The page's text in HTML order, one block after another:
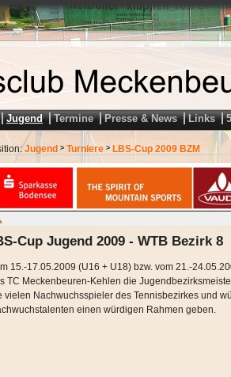
Jugend Termine Presse & News Links
Jugend > Turniere > LBS-Cup 2009 BZM
Cup Jugend 2009 - WTB Bezirk 8
15.-17.05.2009 (U16 + U18) bzw. vom 21.-
TC Meckenbeuren-Kehlen die
vielen Nachwuchsspieler des Tennisbezirkes und
einen würdigen Rahmen geben.